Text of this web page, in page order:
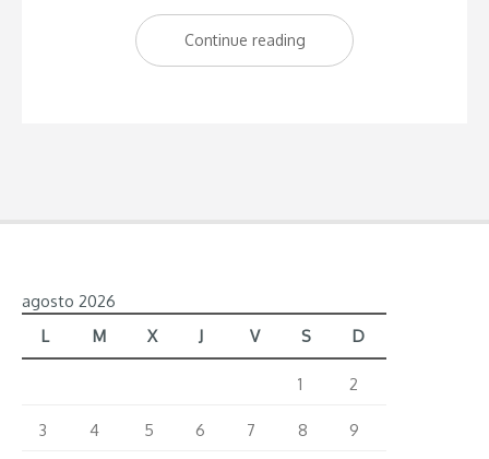
Continue reading
Días
agosto 2026
L
M X J V S D
1 2
3 4 5 6 7 8 9